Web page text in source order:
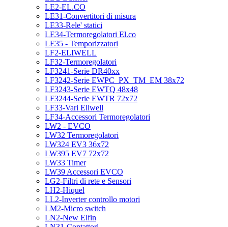
LE2-EL.CO
LE31-Convertitori di misura
LE33-Rele' statici
LE34-Termoregolatori El.co
LE35 - Temporizzatori
LF2-ELIWELL
LF32-Termoregolatori
LF3241-Serie DR40xx
LF3242-Serie EWPC_PX_TM_EM 38x72
LF3243-Serie EWTQ 48x48
LF3244-Serie EWTR 72x72
LF33-Vari Eliwell
LF34-Accessori Termoregolatori
LW2 - EVCO
LW32 Termoregolatori
LW324 EV3 36x72
LW395 EV7 72x72
LW33 Timer
LW39 Accessori EVCO
LG2-Filtri di rete e Sensori
LH2-Hiquel
LL2-Inverter controllo motori
LM2-Micro switch
LN2-New Elfin